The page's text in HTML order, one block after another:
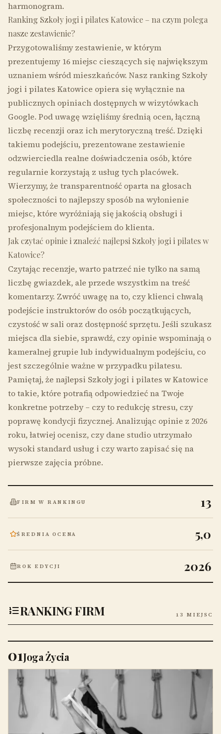
harmonogram.
Ranking Szkoły jogi i pilates Katowice – na czym polega
nasze zestawienie?
Przygotowaliśmy zestawienie, w którym
prezentujemy 16 miejsc cieszących się największym
uznaniem wśród mieszkańców. Nasz ranking Szkoły
jogi i pilates Katowice opiera się wyłącznie na
publicznych opiniach dostępnych w wizytówkach
Google. Pod uwagę wzięliśmy średnią ocen, łączną
liczbę recenzji oraz ich merytoryczną treść. Dzięki
takiemu podejściu, prezentowane zestawienie
odzwierciedla realne doświadczenia osób, które
regularnie korzystają z usług tych placówek.
Wierzymy, że transparentność oparta na głosach
społeczności to najlepszy sposób na wyłonienie
miejsc, które wyróżniają się jakością obsługi i
profesjonalnym podejściem do klienta.
Jak czytać opinie i znaleźć najlepsi Szkoły jogi i pilates w
Katowice?
Czytając recenzje, warto patrzeć nie tylko na samą
liczbę gwiazdek, ale przede wszystkim na treść
komentarzy. Zwróć uwagę na to, czy klienci chwalą
podejście instruktorów do osób początkujących,
czystość w sali oraz dostępność sprzętu. Jeśli szukasz
miejsca dla siebie, sprawdź, czy opinie wspominają o
kameralnej grupie lub indywidualnym podejściu, co
jest szczególnie ważne w przypadku pilatesu.
Pamiętaj, że najlepsi Szkoły jogi i pilates w Katowice
to takie, które potrafią odpowiedzieć na Twoje
konkretne potrzeby – czy to redukcję stresu, czy
poprawę kondycji fizycznej. Analizując opinie z 2026
roku, łatwiej ocenisz, czy dane studio utrzymało
wysoki standard usług i czy warto zapisać się na
pierwsze zajęcia próbne.
FIRM W RANKINGU 13
ŚREDNIA OCENA 5,0
ROK EDYCJI 2026
RANKING FIRM 13 MIEJSC
01Joga Życia